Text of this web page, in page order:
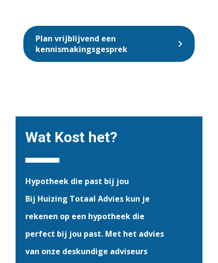
Plan vrijblijvend een
kennismakingsgesprek
Wat Kost het?
Hypotheek die past bij jou
Bij Huizing Totaal Advies kun je
rekenen op een hypotheek die
perfect bij jou past. Met het advies
van onze deskundige adviseurs